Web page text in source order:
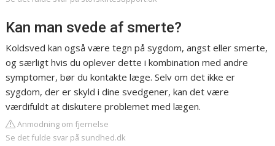
Kan man svede af smerte?
Koldsved kan også være tegn på sygdom, angst eller smerte,
og særligt hvis du oplever dette i kombination med andre
symptomer, bør du kontakte læge. Selv om det ikke er
sygdom, der er skyld i dine svedgener, kan det være
værdifuldt at diskutere problemet med lægen.
Anmodning om fjernelse
Se det fulde svar på sundhed.dk